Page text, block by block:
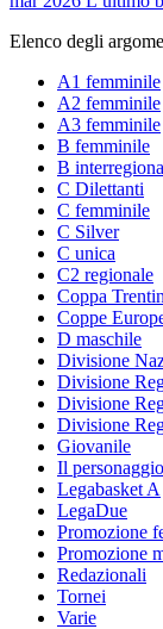
Elenco degli
A1 femminile
A2 femminile
A3 femminile
B femminile
B
C Dilettanti
C femminile
C Silver
C unica
C2 regionale
Coppa
Coppe
D maschile
Divisione
Divisione
Divisione
Divisione
Giovanile
Il personaggio
Legabasket A
LegaDue
Promozione
Promozione
Redazionali
Tornei
Varie